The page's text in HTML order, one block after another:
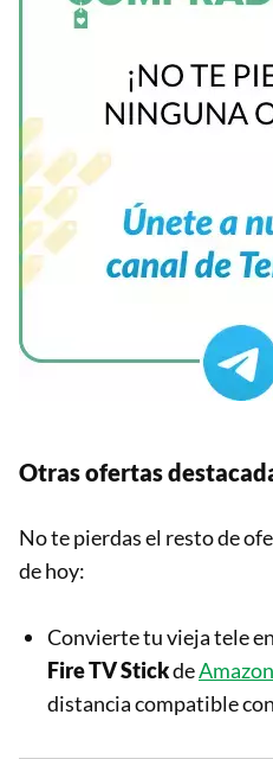
Otras ofertas
No te pierdas el resto de
de hoy:
Convierte tu vieja tele
Fire TV StickdeAmazon
distancia compatible